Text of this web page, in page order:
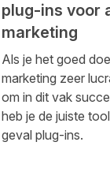
plug-ins voor
marketing
Als je het goed
marketing zeer
om in dit vak
heb je de juiste
geval plug-ins.